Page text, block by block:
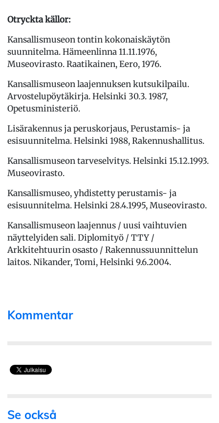
Otryckta källor:
Kansallismuseon tontin kokonaiskäytön
suunnitelma. Hämeenlinna 11.11.1976,
Museovirasto. Raatikainen, Eero, 1976.
Kansallismuseon laajennuksen kutsukilpailu.
Arvostelupöytäkirja. Helsinki 30.3. 1987,
Opetusministeriö.
Lisärakennus ja peruskorjaus, Perustamis- ja
esisuunnitelma. Helsinki 1988, Rakennushallitus.
Kansallismuseon tarveselvitys. Helsinki 15.12.1993.
Museovirasto.
Kansallismuseo, yhdistetty perustamis- ja
esisuunnitelma. Helsinki 28.4.1995, Museovirasto.
Kansallismuseon laajennus / uusi vaihtuvien
näyttelyiden sali. Diplomityö / TTY /
Arkkitehtuurin osasto / Rakennussuunnittelun
laitos. Nikander, Tomi, Helsinki 9.6.2004.
Kommentar
Se också